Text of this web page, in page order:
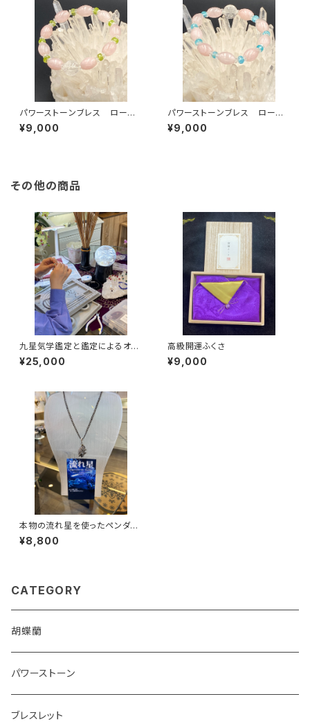
パワーストーンブレス ローズ
クオーツ ペリドット
¥9,000
パワーストーンブレス ローズ
クオーツ アパタイト
¥9,000
その他の商品
九星気学鑑定と鑑定によるオリ
ジナルブレスレット作成
¥25,000
高級開運ふくさ
¥9,000
本物の流れ星を使ったペンダン
ト
¥8,800
CATEGORY
胡蝶蘭
パワーストーン
ブレスレット